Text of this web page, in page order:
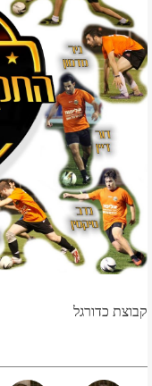
קבוצת כדורגל